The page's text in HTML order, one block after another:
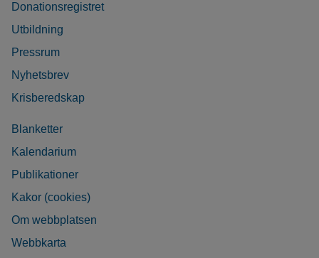
Donationsregistret
Utbildning
Pressrum
Nyhetsbrev
Krisberedskap
Blanketter
Kalendarium
Publikationer
Kakor (cookies)
Om webbplatsen
Webbkarta